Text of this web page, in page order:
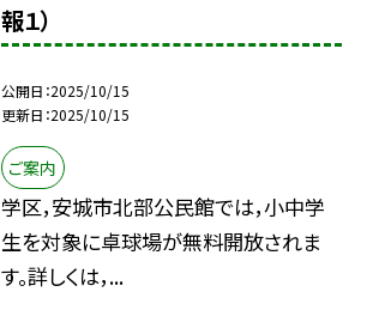
報１）
公開日 2025/10/15
更新日 2025/10/15
ご案内
学区，安城市北部公民館では，小中学
生を対象に卓球場が無料開放されま
す。詳しくは，...